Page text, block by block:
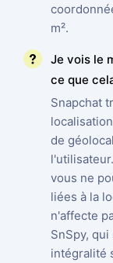
m².
Je vois le
ce que
Snapchat
de
vous ne
liées à la
n'affecte
SnSpy,
intégralité